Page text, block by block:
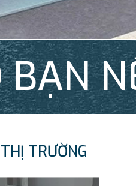
TRƯỜNG